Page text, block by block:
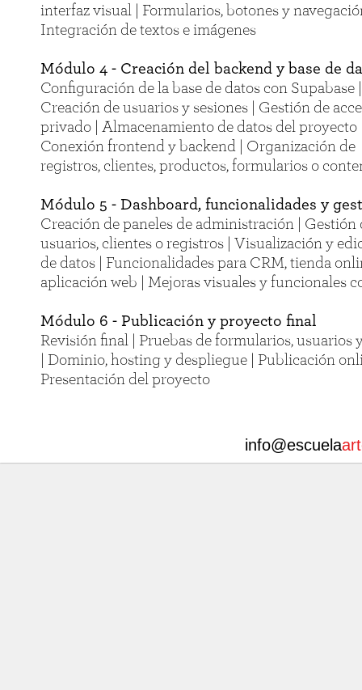
interfaz visual | Formularios, botones y
Integración de textos e imágenes
Módulo 4 - Creación del backend y base de
Configuración de la base de datos con Supabase |
Creación de usuarios y sesiones | Gestión de
privado | Almacenamiento de datos del proyecto
Conexión frontend y backend | Organización de
registros, clientes, productos, formularios o
Módulo 5 - Dashboard, funcionalidades y
Creación de paneles de administración | Gestión
usuarios, clientes o registros | Visualización y
de datos | Funcionalidades para CRM, tienda
aplicación web | Mejoras visuales y funcionales
Módulo 6 - Publicación y proyecto final
Revisión final | Pruebas de formularios, usuarios
| Dominio, hosting y despliegue | Publicación
Presentación del proyecto
info@escuela